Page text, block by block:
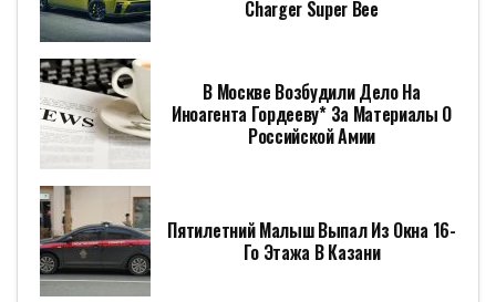
Charger Super Bee
В Москве Возбудили Дело На
Иноагента Гордееву* За Материалы О
Российской Амии
Пятилетний Малыш Выпал Из Окна 16-
Го Этажа В Казани